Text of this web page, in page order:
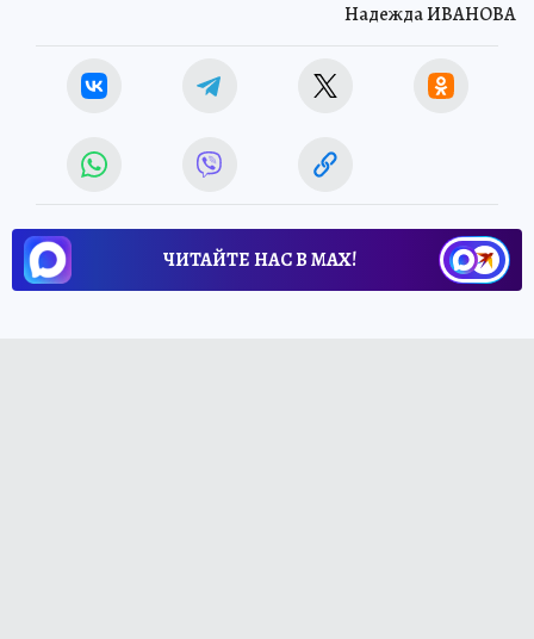
Надежда ИВАНОВА
ЧИТАЙТЕ НАС В МАХ!